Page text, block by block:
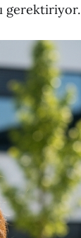
gerektiriyor.